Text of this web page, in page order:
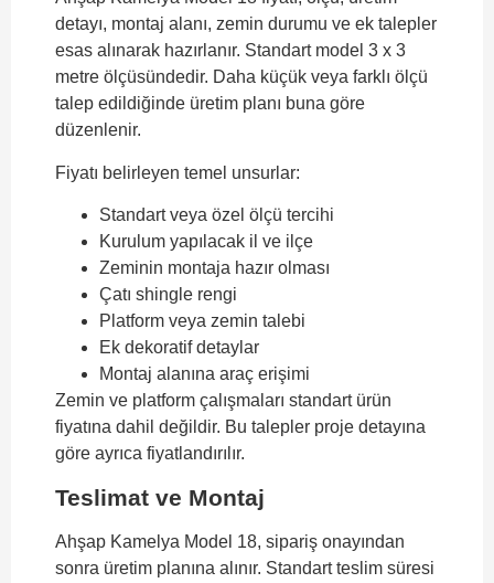
detayı, montaj alanı, zemin durumu ve ek talepler
esas alınarak hazırlanır. Standart model 3 x 3
metre ölçüsündedir. Daha küçük veya farklı ölçü
talep edildiğinde üretim planı buna göre
düzenlenir.
Fiyatı belirleyen temel unsurlar:
Standart veya özel ölçü tercihi
Kurulum yapılacak il ve ilçe
Zeminin montaja hazır olması
Çatı shingle rengi
Platform veya zemin talebi
Ek dekoratif detaylar
Montaj alanına araç erişimi
Zemin ve platform çalışmaları standart ürün
fiyatına dahil değildir. Bu talepler proje detayına
göre ayrıca fiyatlandırılır.
Teslimat ve Montaj
Ahşap Kamelya Model 18, sipariş onayından
sonra üretim planına alınır. Standart teslim süresi